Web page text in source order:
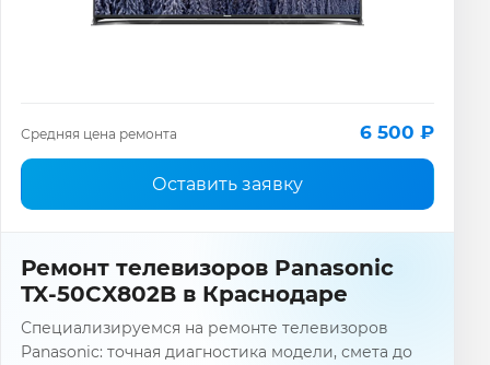
Средняя цена ремонта 6 500 ₽
Оставить заявку
Ремонт телевизоров Panasonic
TX-50CX802B в Краснодаре
Специализируемся на ремонте телевизоров
Panasonic: точная диагностика модели, смета до